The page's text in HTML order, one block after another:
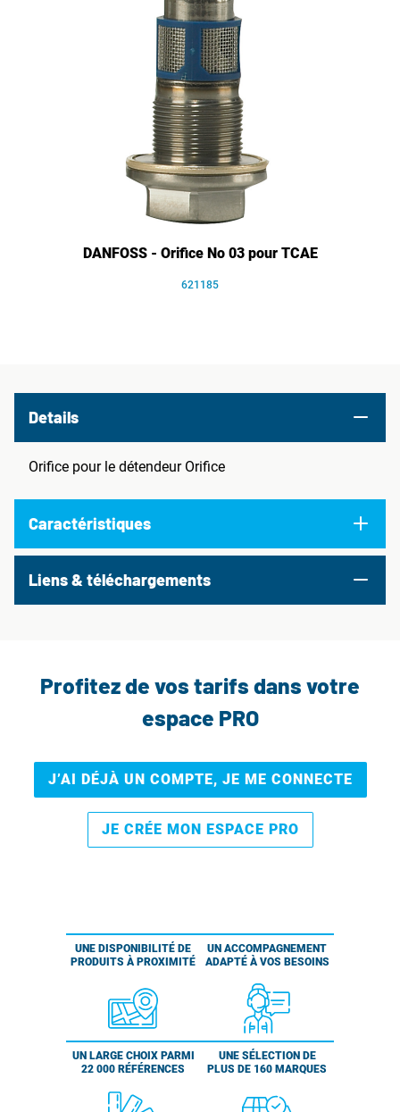
DANFOSS - Orifice No 03 pour TCAE
621185
Details
Orifice pour le détendeur Orifice
Caractéristiques
Liens & téléchargements
Profitez de vos tarifs dans votre
espace PRO
J’AI DÉJÀ UN COMPTE, JE ME CONNECTE
JE CRÉE MON ESPACE PRO
UNE DISPONIBILITÉ DE
PRODUITS À PROXIMITÉ
UN ACCOMPAGNEMENT
ADAPTÉ À VOS BESOINS
UN LARGE CHOIX PARMI
22 000 RÉFÉRENCES
UNE SÉLECTION DE
PLUS DE 160 MARQUES